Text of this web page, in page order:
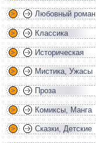
Любовный роман
Классика
Историческая
Мистика, Ужасы
Проза
Комиксы, Манга
Сказки, Детские